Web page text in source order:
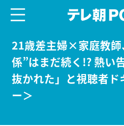
21歳差主婦×家庭教師
係”はまだ続く!? 熱い
抜かれた」と視聴者ド
ー＞